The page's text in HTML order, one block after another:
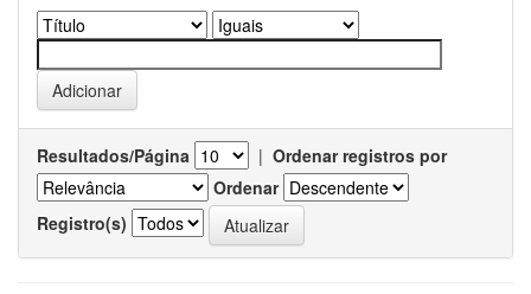
Resultados/Página | Ordenar registros por
Ordenar
Registro(s)